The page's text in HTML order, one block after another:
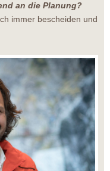
an die Planung?
immer bescheiden und